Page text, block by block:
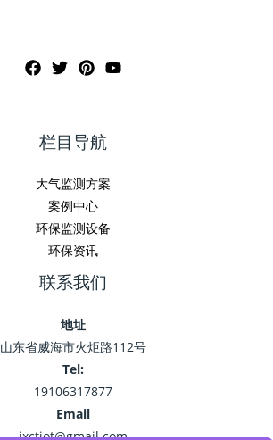
栏目导航
大气监测方案
案例中心
环保监测设备
环保资讯
联系我们
地址
山东省威海市火炬路112号
Tel:
19106317877
Email
jxctiot@gmail.com